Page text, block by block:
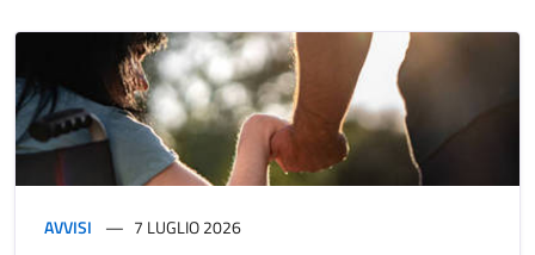
AVVISI 7 LUGLIO 2026